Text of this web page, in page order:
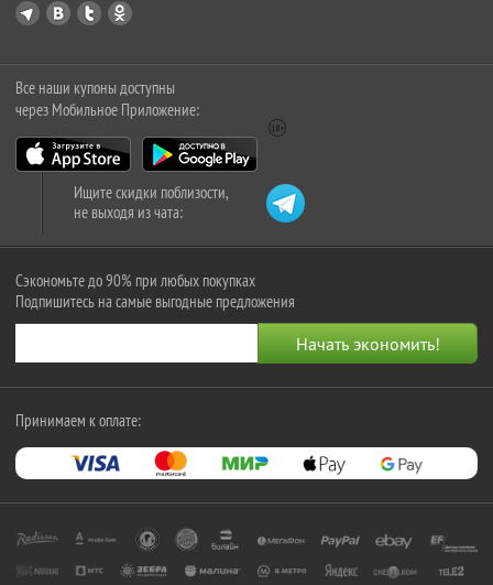
Все наши купоны доступны
через Мобильное Приложение:
Ищите скидки поблизости,
не выходя из чата:
Сэкономьте до 90% при любых покупках
Подпишитесь на самые выгодные предложения
Принимаем к оплате: